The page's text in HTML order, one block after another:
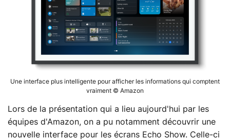
Une interface plus intelligente pour afficher les informations qui comptent
vraiment © Amazon
Lors de la présentation qui a lieu aujourd'hui par les
équipes d'Amazon, on a pu notamment découvrir une
nouvelle interface pour les écrans Echo Show. Celle-ci